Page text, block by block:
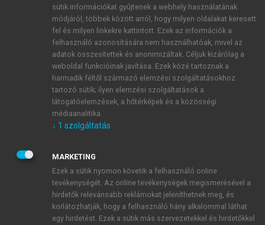
ÚJ FIÓK LÉTREHOZÁSA
1 óra díjmentes hozzáférés
E-MAIL-CÍM
JELSZÓ
JELSZÓ ÚJRA
sütik információkat gyűjtenek a webhely használatának
módjáról, többek között arról, hogy milyen oldalakat keresett
fel és milyen linkekre kattintott. Ezek az információk a
felhasználó azonosítására nem használhatóak, mivel az
adatok összesítettek és anonimizáltak. Céljuk kizárólag a
weboldal funkcióinak javítása. Ezek közé tartoznak a
harmadik féltől származó elemzési szolgáltatásokhoz
tartozó sütik; ilyen elemzési szolgáltatások a
látogatóelemzések, a hőtérképek és a közösségi
médiaanalitika.
↓ 1 szolgáltatás
MARKETING
Ezek a sütik nyomon követik a felhasználó online
tevékenységét. Az online tevékenységek megismerésével a
hirdetők relevánsabb reklámokat jeleníthetnek meg, és
korlátozhatják, hogy a felhasználó hány alkalommal láthat
egy hirdetést. Ezek a sütik más szervezetekkel és hirdetőkkel